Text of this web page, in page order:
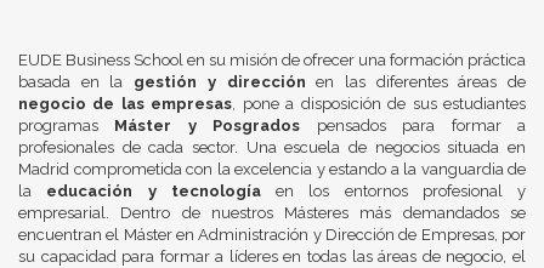
EUDE Business School en su misión de ofrecer una formación práctica
basada en la gestión y dirección en las diferentes áreas de
negocio de las empresas, pone a disposición de sus estudiantes
programas Máster y Posgrados pensados para formar a
profesionales de cada sector. Una escuela de negocios situada en
Madrid comprometida con la excelencia y estando a la vanguardia de
la educación y tecnologíaen los entornos profesional y
empresarial. Dentro de nuestros Másteres más demandados se
encuentran el Máster en Administración y Dirección de Empresas, por
su capacidad para formar a líderes en todas las áreas de negocio, el